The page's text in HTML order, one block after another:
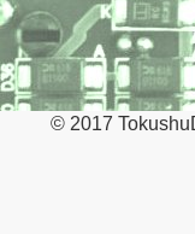
© 2017